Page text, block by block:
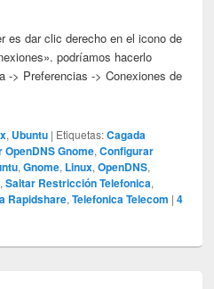
es dar clic derecho en el icono de
podríamos hacerlo
-> Preferencias -> Conexiones de
, Ubuntu | Etiquetas: Cagada
OpenDNS Gnome,Configurar
,Gnome, Linux,OpenDNS,
,Saltar Restricción Telefonica,
Rapidshare,Telefonica Telecom |4